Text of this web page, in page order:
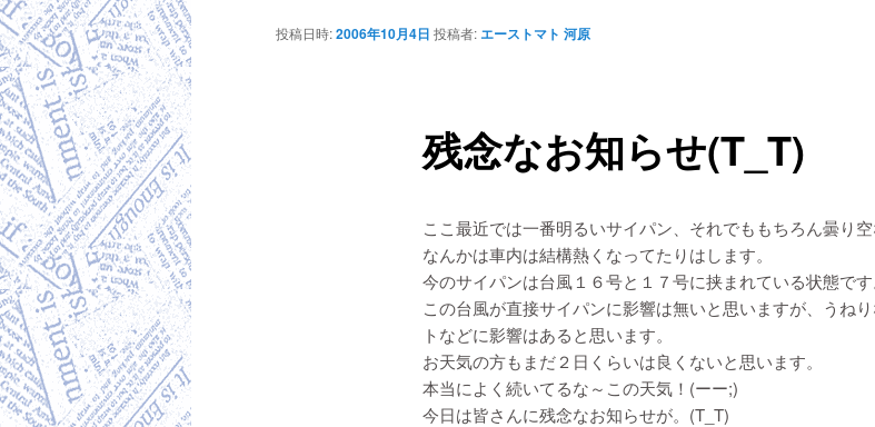
残念なお知らせ(T_T)
投稿日時:2006年10月4日 投稿者: エーストマト 河原
ここ最近では一番明るいサイパン、それでももちろん曇り
なんかは車内は結構熱くなってたりはします。
今のサイパンは台風１６号と１７号に挟まれている状態です
この台風が直接サイパンに影響は無いと思いますが、うね
トなどに影響はあると思います。
お天気の方もまだ２日くらいは良くないと思います。
本当によく続いてるな～この天気！(ーー;)
今日は皆さんに残念なお知らせが。(T_T)